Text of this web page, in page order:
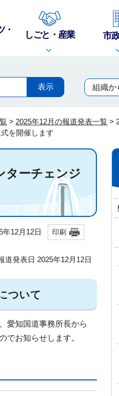
・
しごと・産業 市
組織か
> 2025年12月の報道発表一覧 >
を開催します
ターチェンジ
12月12日 印刷
道発表日 2025年12月12日
ついて
愛知国道事務所長から
でお知らせします。